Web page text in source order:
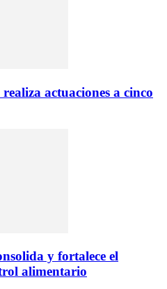
actuaciones a cinco
y fortalece el
alimentario